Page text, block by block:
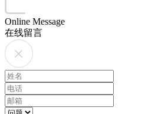
Online Message
在线留言